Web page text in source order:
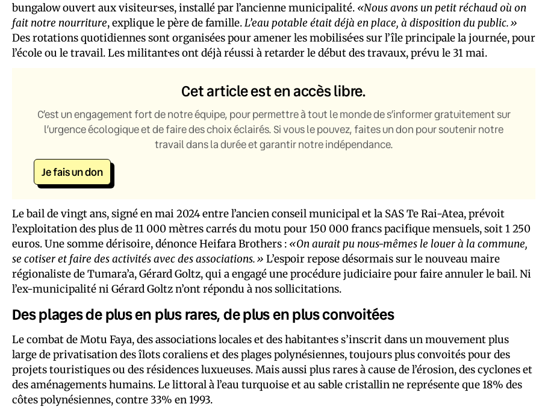
bungalow ouvert aux visiteur·ses, installé par l’ancienne municipalité. «Nous avons un petit réchaud où on
fait notre nourriture, explique le père de famille.L’eau potable était déjà en place, à disposition du public.»
Des rotations quotidiennes sont organisées pour amener les mobilisé·es sur l’île principale la journée, pour
l’école ou le travail. Les militant·es ont déjà réussi à retarder le début des travaux, prévu le 31 mai.
Cet article est en accès libre.
C’est un engagement fort de notre équipe, pour permettre à tout le monde de s’informer gratuitement sur
l’urgence écologique et de faire des choix éclairés. Si vous le pouvez, faites un don pour soutenir notre
travail dans la durée et garantir notre indépendance.
Je fais un don
Le bail de vingt ans, signé en mai 2024 entre l’ancien conseil municipal et la SAS Te Rai-Atea, prévoit
l’exploitation des plus de 11 000 mètres carrés du motu pour 150 000 francs pacifique mensuels, soit 1 250
euros. Une somme dérisoire, dénonce Heifara Brothers : «On aurait pu nous-mêmes le louer à la commune,
se cotiser et faire des activités avec des associations.» L’espoir repose désormais sur le nouveau maire
régionaliste de Tumara’a, Gérard Goltz, qui a engagé une procédure judiciaire pour faire annuler le bail. Ni
l’ex-municipalité ni Gérard Goltz n’ont répondu à nos sollicitations.
Des plages de plus en plus rares, de plus en plus convoitées
Le combat de Motu Faya, des associations locales et des habitant·es s’inscrit dans un mouvement plus
large de privatisation des îlots coraliens et des plages polynésiennes, toujours plus convoités pour des
projets touristiques ou des résidences luxueuses. Mais aussi plus rares à cause de l’érosion, des cyclones et
des aménagements humains. Le littoral à l’eau turquoise et au sable cristallin ne représente que 18% des
côtes polynésiennes, contre 33% en 1993.